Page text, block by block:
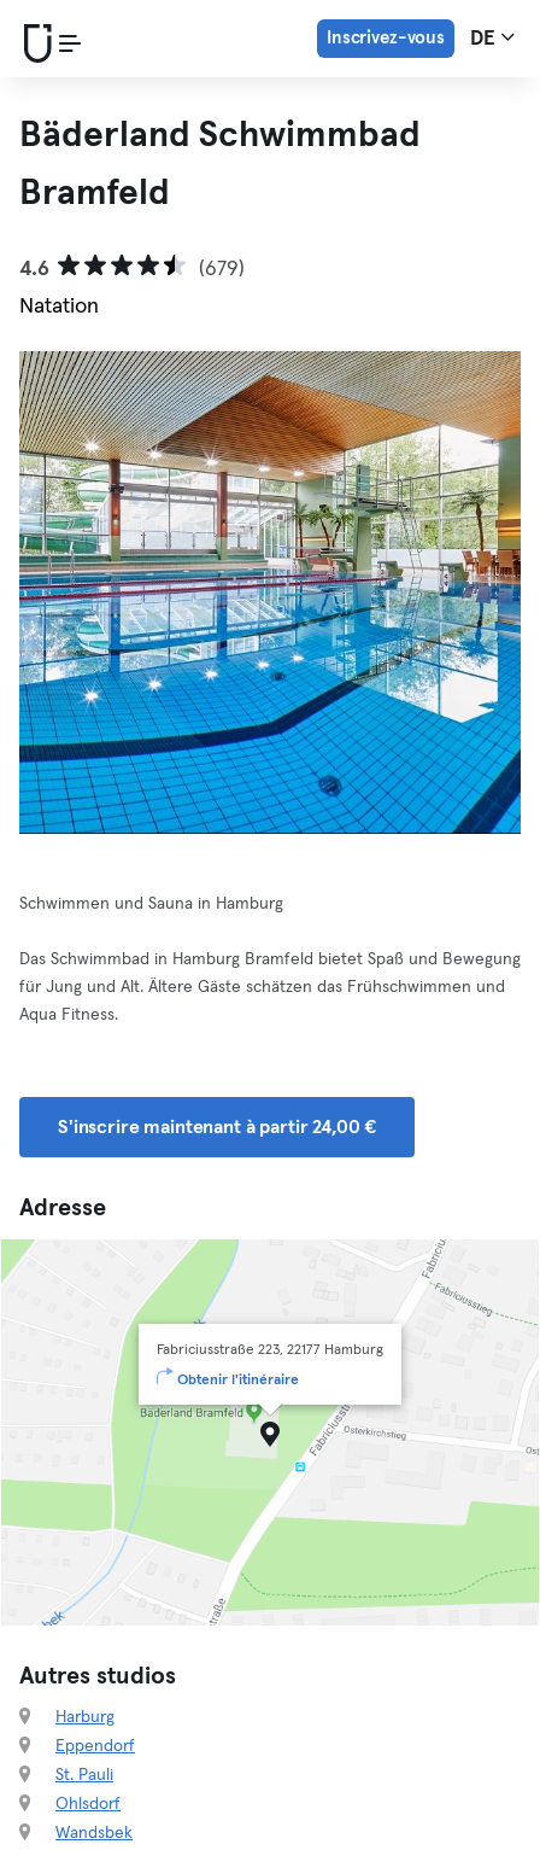
Inscrivez-vous DE
Bäderland Schwimmbad
Bramfeld
4.6
(679)
Natation
Schwimmen und Sauna in Hamburg
Das Schwimmbad in Hamburg Bramfeld bietet Spaß und Bewegung
für Jung und Alt. Ältere Gäste schätzen das Frühschwimmen und
Aqua Fitness.
S'inscrire maintenant à partir 24,00 €
Adresse
Fabriciusstraße 223, 22177 Hamburg
Obtenir l'itinéraire
Autres studios
Harburg
Eppendorf
St. Pauli
Ohlsdorf
Wandsbek